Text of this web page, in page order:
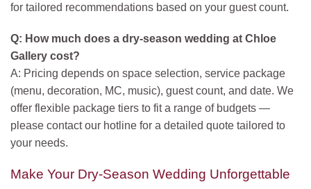
for tailored recommendations based on your guest count.
Q: How much does a dry-season wedding at Chloe
Gallery cost?
A: Pricing depends on space selection, service package
(menu, decoration, MC, music), guest count, and date. We
offer flexible package tiers to fit a range of budgets —
please contact our hotline for a detailed quote tailored to
your needs.
Make Your Dry-Season Wedding Unforgettable